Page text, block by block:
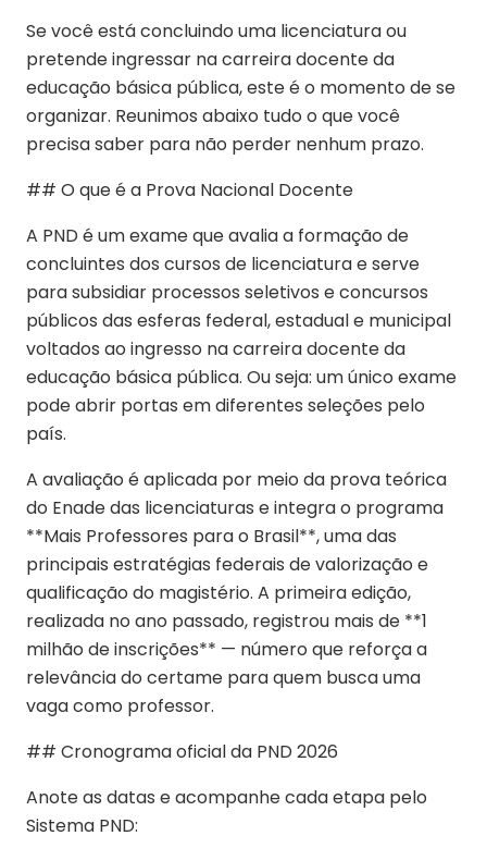
Se você está concluindo uma licenciatura ou
pretende ingressar na carreira docente da
educação básica pública, este é o momento de se
organizar. Reunimos abaixo tudo o que você
precisa saber para não perder nenhum prazo.
## O que é a Prova Nacional Docente
A PND é um exame que avalia a formação de
concluintes dos cursos de licenciatura e serve
para subsidiar processos seletivos e concursos
públicos das esferas federal, estadual e municipal
voltados ao ingresso na carreira docente da
educação básica pública. Ou seja: um único exame
pode abrir portas em diferentes seleções pelo
país.
A avaliação é aplicada por meio da prova teórica
do Enade das licenciaturas e integra o programa
**Mais Professores para o Brasil**, uma das
principais estratégias federais de valorização e
qualificação do magistério. A primeira edição,
realizada no ano passado, registrou mais de **1
milhão de inscrições** — número que reforça a
relevância do certame para quem busca uma
vaga como professor.
## Cronograma oficial da PND 2026
Anote as datas e acompanhe cada etapa pelo
Sistema PND: